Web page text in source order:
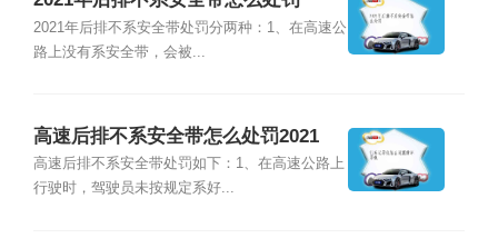
2021年后排不系安全带处罚分两种：1、在高速公
路上没有系安全带，会被...
高速后排不系安全带怎么处罚2021
高速后排不系安全带处罚如下：1、在高速公路上
行驶时，驾驶员未按规定系好...